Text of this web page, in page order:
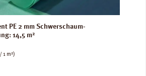
PE 2 mm Schwerschaum-
14,5 m²
1 m²)